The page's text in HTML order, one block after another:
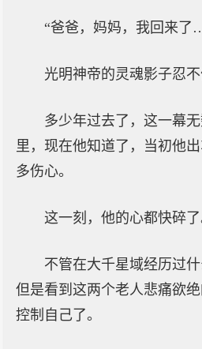
“爸爸，妈妈，我回来
光明神帝的灵魂影子忍不
多少年过去了，这一幕
里，现在他知道了，当初他
多伤心。
这一刻，他的心都快碎了
不管在大千星域经历过什
但是看到这两个老人悲痛欲
控制自己了。